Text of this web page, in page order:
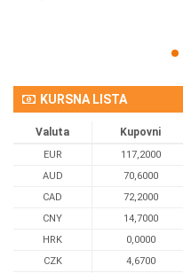
KURSNA LISTA
Valuta Kupovni
EUR 117,2000
AUD
70,6000
CAD
72,2000
CNY
14,7000
HRK
0,0000
CZK
4,6700